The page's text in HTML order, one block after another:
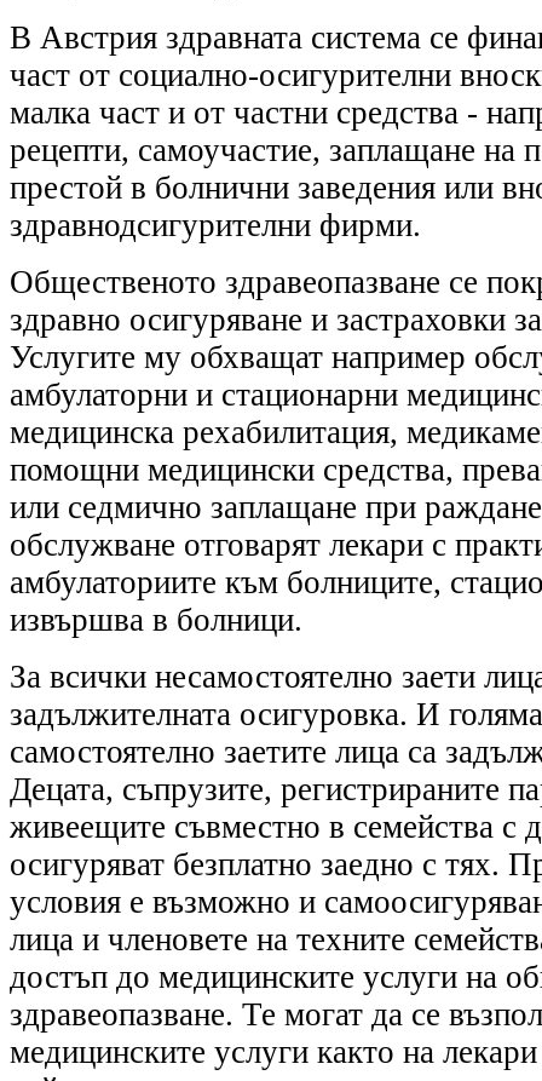
В Австрия здравната система се
част от социално-осигурителни
малка част и от частни средства -
рецепти, самоучастие, заплащане на
престой в болнични заведения или
здравнодсигурителни фирми.
Общественото здравеопазване се
здравно осигуряване и застраховки
Услугите му обхващат например
амбулаторни и стационарни
медицинска рехабилитация,
помощни медицински средства,
или седмично заплащане при
обслужване отговарят лекари с
амбулаториите към болниците,
извършва в болници.
За всички несамостоятелно заети
задължителната осигуровка. И
самостоятелно заетите лица са
Децата, съпрузите, регистрираните
живеещите съвместно в семейства с
осигуряват безплатно заедно с тях.
условия е възможно и
лица и членовете на техните
достъп до медицинските услуги на
здравеопазване. Те могат да се
медицинските услуги както на